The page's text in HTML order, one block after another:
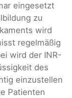
eingesetzt
zu
wird
regelmäßig
wird der INR-
des
einzustellen
Patienten